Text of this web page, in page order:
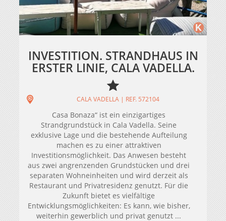
INVESTITION. STRANDHAUS IN
ERSTER LINIE, CALA VADELLA.
CALA VADELLA | REF. 572104
Casa Bonaza“ ist ein einzigartiges
Strandgrundstück in Cala Vadella. Seine
exklusive Lage und die bestehende Aufteilung
machen es zu einer attraktiven
Investitionsmöglichkeit. Das Anwesen besteht
aus zwei angrenzenden Grundstücken und drei
separaten Wohneinheiten und wird derzeit als
Restaurant und Privatresidenz genutzt. Für die
Zukunft bietet es vielfältige
Entwicklungsmöglichkeiten: Es kann, wie bisher,
weiterhin gewerblich und privat genutzt ...